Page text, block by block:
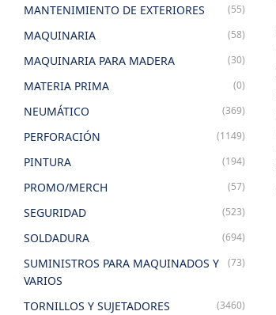
MANTENIMIENTO DE EXTERIORES (55)
MAQUINARIA (58)
MAQUINARIA PARA MADERA (30)
MATERIA PRIMA (0)
NEUMÁTICO (369)
PERFORACIÓN (1149)
PINTURA (194)
PROMO/MERCH (57)
SEGURIDAD (523)
SOLDADURA (694)
SUMINISTROS PARA MAQUINADOS Y
VARIOS
(73)
TORNILLOS Y SUJETADORES (3460)